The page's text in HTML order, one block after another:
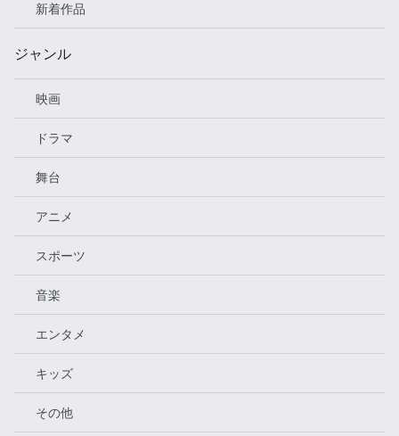
新着作品
ジャンル
映画
ドラマ
舞台
アニメ
スポーツ
音楽
エンタメ
キッズ
その他